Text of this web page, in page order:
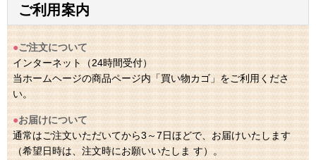
ご利用案内
●ご注文について
インターネット（24時間受付）
当ホームヘージの商品ページ内「買い物カゴ」をご利用くださ
い。
●お届けについて
通常はご注文いただいてから3～7日ほどで、お届けいたします
（希望日時は、注文時にお願いいたしま す）。